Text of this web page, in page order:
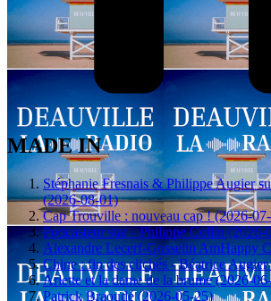
MADE IN
Stéphanie Fresnais & Philippe Augier
(2026-08-01)
Cap Trouville : nouveau cap ! (2026-
Podcasteur star - Philippe Collin (2026-
Alexandre Lecerf-Gosselin AmHappy
Chine : fin des clichés - Béatrice
Arlette et la dame de la brume (2026-
Patrick Braoudé (2026-05-25)